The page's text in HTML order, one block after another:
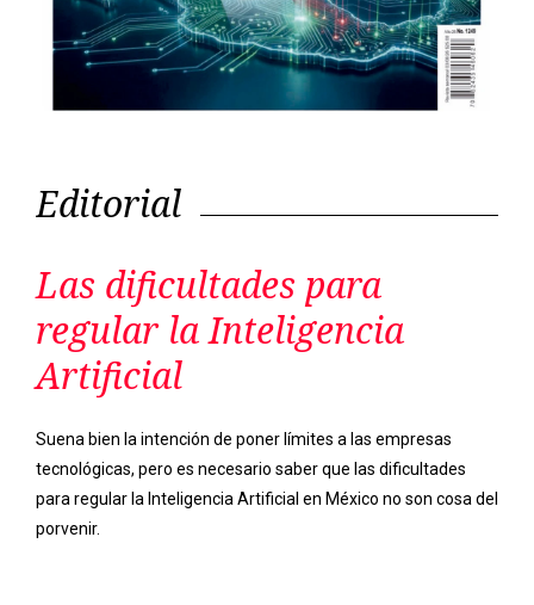
Editorial
Las dificultades para
regular la Inteligencia
Artificial
Suena bien la intención de poner límites a las empresas
tecnológicas, pero es necesario saber que las dificultades
para regular la Inteligencia Artificial en México no son cosa del
porvenir.